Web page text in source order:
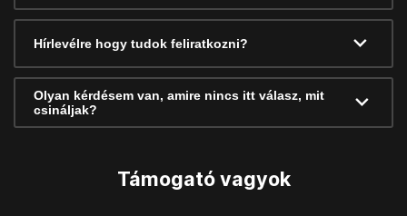
Hírlevélre hogy tudok feliratkozni?
Olyan kérdésem van, amire nincs itt válasz, mit
csináljak?
Támogató vagyok